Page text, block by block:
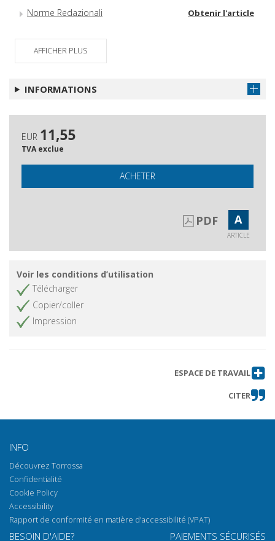
Norme Redazionali Obtenir l'article
AFFICHER PLUS
INFORMATIONS
EUR 11,55
TVA exclue
ACHETER
PDF A
ARTICLE
Voir les conditions d’utilisation
Télécharger
Copier/coller
Impression
ESPACE DE TRAVAIL
CITER
INFO
Découvrez Torrossa
Confidentialité
Cookie Policy
Accessibility
Rapport de conformité en matière d'accessibilité (VPAT)
BESOIN D'AIDE? PAIEMENTS SÉCURISÉS